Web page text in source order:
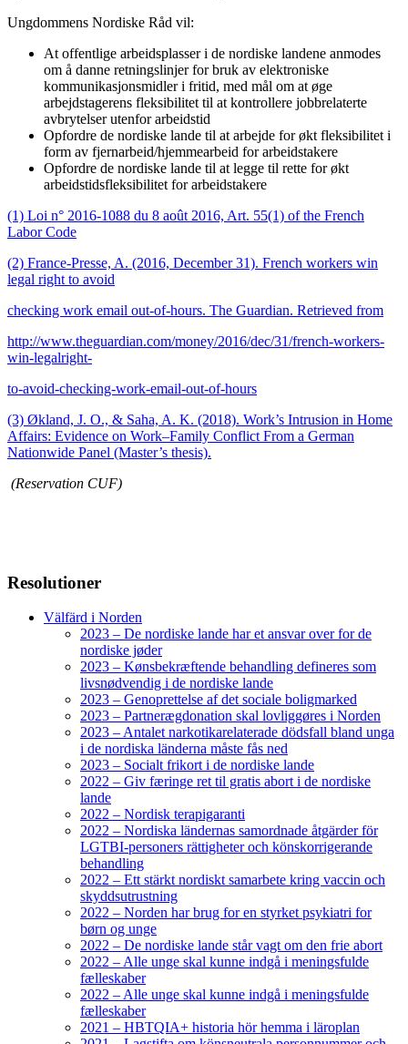
Ungdommens Nordiske Råd vil:
At offentlige arbeidsplasser i de nordiske landene anmodes
om å danne retningslinjer for bruk av elektroniske
kommunikasjonsmidler i fritid, med mål om at øge
arbejdstagerens fleksibilitet til at kontrollere jobbrelaterte
avbrytelser utenfor arbeidstid
Opfordre de nordiske lande til at arbejde for økt fleksibilitet i
form av fjernarbeid/hjemmearbeid for arbeidstakere
Opfordre de nordiske lande til at legge til rette for økt
arbeidstidsfleksibilitet for arbeidstakere
(1) Loi n° 2016-1088 du 8 août 2016, Art. 55(1) of the French
Labor Code
(2) France-Presse, A. (2016, December 31). French workers win
legal right to avoid
checking work email out-of-hours. The Guardian. Retrieved from
http://www.theguardian.com/money/2016/dec/31/french-workers-
win-legalright-
to-avoid-checking-work-email-out-of-hours
(3) Økland, J. O., & Saha, A. K. (2018). Work’s Intrusion in Home
Affairs: Evidence on Work–Family Conflict From a German
Nationwide Panel (Master’s thesis).
(Reservation CUF)
Resolutioner
Välfärd i Norden
2023 – De nordiske lande har et ansvar over for de
nordiske jøder
2023 – Kønsbekræftende behandling defineres som
livsnødvendig i de nordiske lande
2023 – Genoprettelse af det sociale boligmarked
2023 – Partnerægdonation skal lovliggøres i Norden
2023 – Antalet narkotikarelaterade dödsfall bland unga
i de nordiska länderna måste fås ned
2023 – Socialt frikort i de nordiske lande
2022 – Giv færinge ret til gratis abort i de nordiske
lande
2022 – Nordisk terapigaranti
2022 – Nordiska ländernas samordnade åtgärder för
LGTBI-personers rättigheter och könskorrigerande
behandling
2022 – Ett stärkt nordiskt samarbete kring vaccin och
skyddsutrustning
2022 – Norden har brug for en styrket psykiatri for
børn og unge
2022 – De nordiske lande står vagt om den frie abort
2022 – Alle unge skal kunne indgå i meningsfulde
fælleskaber
2022 – Alle unge skal kunne indgå i meningsfulde
fælleskaber
2021 – HBTQIA+ historia hör hemma i läroplan